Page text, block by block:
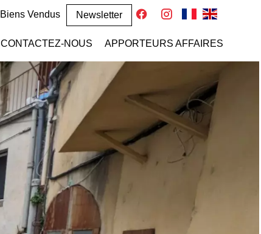
Biens Vendus Newsletter
CONTACTEZ-NOUS APPORTEURS AFFAIRES